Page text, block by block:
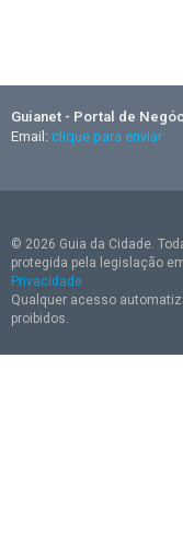
Guianet - Portal de
Email: clique para enviar
© 2026 Guia da Cidade.
protegida pela legislação
Privacidade
Qualquer acesso
proibidos.